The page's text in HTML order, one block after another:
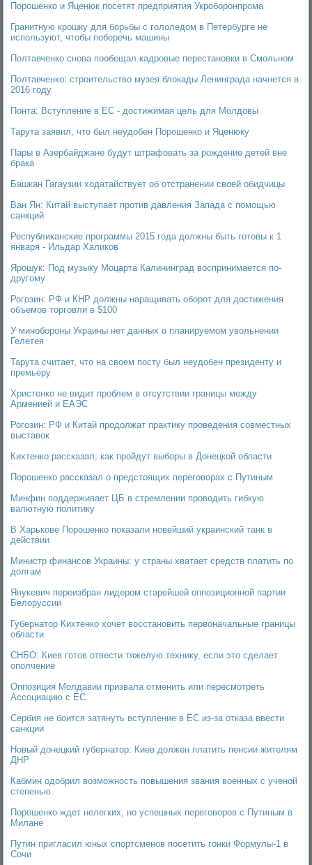
Порошенко и Яценюк посетят предприятия Укроборонпрома
Гранитную крошку для борьбы с гололедом в Петербурге не
используют, чтобы поберечь машины
Полтавченко снова пообещал кадровые перестановки в Смольном
Полтавченко: строительство музея блокады Ленинграда начнется в
2016 году
Понта: Вступление в ЕС - достижимая цель для Молдовы
Тарута заявил, что был неудобен Порошенко и Яценюку
Пары в Азербайджане будут штрафовать за рождение детей вне
брака
Башкан Гагаузии ходатайствует об отстранении своей обидчицы
Ван Ян: Китай выступает против давления Запада с помощью
санкций
Республиканские программы 2015 года должны быть готовы к 1
января - Ильдар Халиков
Ярошук: Под музыку Моцарта Калининград воспринимается по-
другому
Рогозин: РФ и КНР должны наращивать оборот для достижения
объемов торговли в $100
У минобороны Украины нет данных о планируемом увольнении
Гелетея
Тарута считает, что на своем посту был неудобен президенту и
премьеру
Христенко не видит проблем в отсутствии границы между
Арменией и ЕАЭС
Рогозин: РФ и Китай продолжат практику проведения совместных
выставок
Кихтенко рассказал, как пройдут выборы в Донецкой области
Порошенко рассказал о предстоящих переговорах с Путиным
Минфин поддерживает ЦБ в стремлении проводить гибкую
валютную политику
В Харькове Порошенко показали новейший украинский танк в
действии
Министр финансов Украины: у страны хватает средств платить по
долгам
Янукевич переизбран лидером старейшей оппозиционной партии
Белоруссии
Губернатор Кихтенко хочет восстановить первоначальные границы
области
СНБО: Киев готов отвести тяжелую технику, если это сделает
ополчение
Оппозиция Молдавии призвала отменить или пересмотреть
Ассоциацию с ЕС
Сербия не боится затянуть вступление в ЕС из-за отказа ввести
санкции
Новый донецкий губернатор: Киев должен платить пенсии жителям
ДНР
Кабмин одобрил возможность повышения звания военных с ученой
степенью
Порошенко ждет нелегких, но успешных переговоров с Путиным в
Милане
Путин пригласил юных спортсменов посетить гонки Формулы-1 в
Сочи